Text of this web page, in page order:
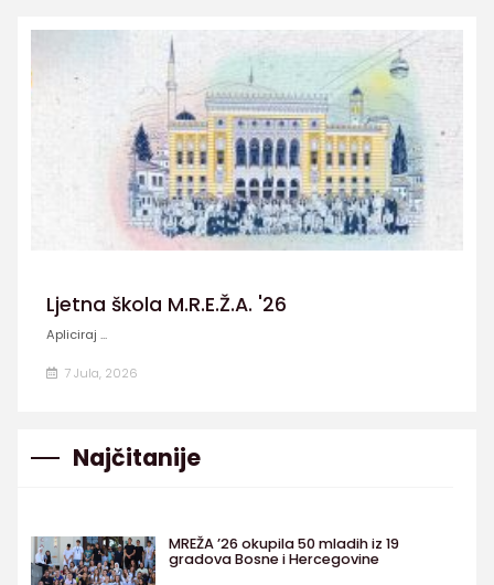
Ljetna škola M.R.E.Ž.A. '26
Apliciraj ...
7 Jula, 2026
Najčitanije
MREŽA ’26 okupila 50 mladih iz 19
gradova Bosne i Hercegovine